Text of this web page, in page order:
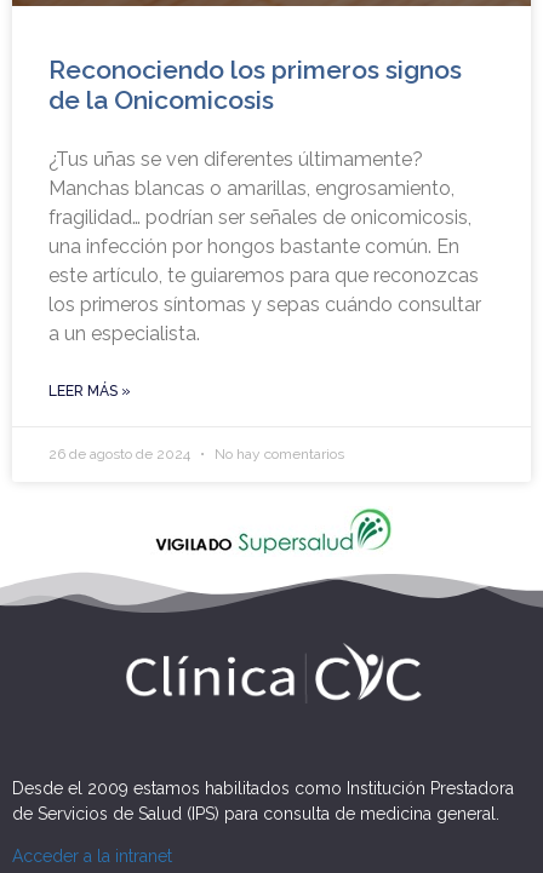
Reconociendo los primeros signos
de la Onicomicosis
¿Tus uñas se ven diferentes últimamente?
Manchas blancas o amarillas, engrosamiento,
fragilidad… podrían ser señales de onicomicosis,
una infección por hongos bastante común. En
este artículo, te guiaremos para que reconozcas
los primeros síntomas y sepas cuándo consultar
a un especialista.
LEER MÁS »
26 de agosto de 2024 No hay comentarios
Desde el 2009 estamos habilitados como Institución Prestadora
de Servicios de Salud (IPS) para consulta de medicina general.
Acceder a la intranet